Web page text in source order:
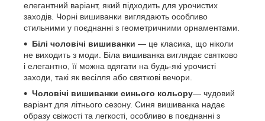
елегантний варіант, який підходить для урочистих
заходів. Чорні вишиванки виглядають особливо
стильними у поєднанні з геометричними орнаментами.
Білі чоловічі вишиванки — це класика, що ніколи
не виходить з моди. Біла вишиванка виглядає святково
і елегантно, її можна вдягати на будь-які урочисті
заходи, такі як весілля або святкові вечори.
Чоловічі вишиванки синього кольору— чудовий
варіант для літнього сезону. Синя вишиванка надає
образу свіжості та легкості, особливо в поєднанні з